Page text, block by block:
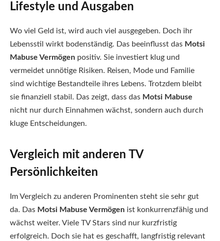
Lifestyle und Ausgaben
Wo viel Geld ist, wird auch viel ausgegeben. Doch ihr
Lebensstil wirkt bodenständig. Das beeinflusst das Motsi
Mabuse Vermögen positiv. Sie investiert klug und
vermeidet unnötige Risiken. Reisen, Mode und Familie
sind wichtige Bestandteile ihres Lebens. Trotzdem bleibt
sie finanziell stabil. Das zeigt, dass das Motsi Mabuse
nicht nur durch Einnahmen wächst, sondern auch durch
kluge Entscheidungen.
Vergleich mit anderen TV
Persönlichkeiten
Im Vergleich zu anderen Prominenten steht sie sehr gut
da. Das Motsi Mabuse Vermögen ist konkurrenzfähig und
wächst weiter. Viele TV Stars sind nur kurzfristig
erfolgreich. Doch sie hat es geschafft, langfristig relevant